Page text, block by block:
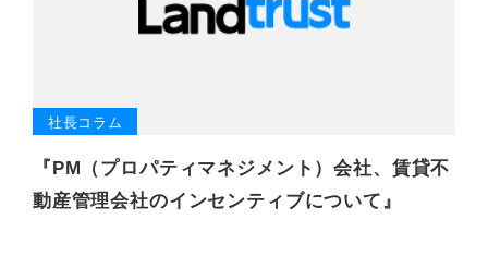
社長コラム
『PM（プロパティマネジメント）会社、賃貸不
動産管理会社のインセンティブについて』